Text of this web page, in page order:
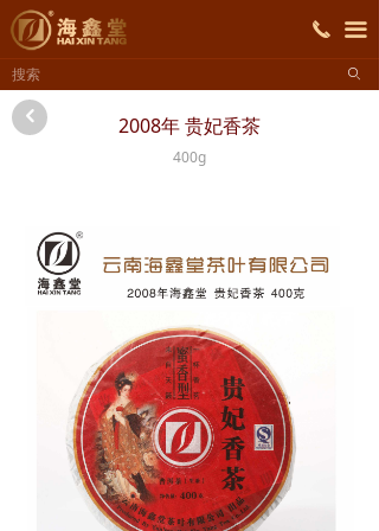
끅 끀
首页
关于海鑫堂
产品展示
新闻资讯
联系我们
ꄙ
2008年 贵妃香茶
400g
낒